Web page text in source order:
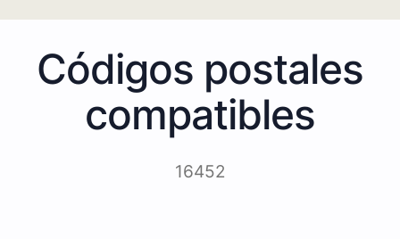
Códigos postales
compatibles
16452